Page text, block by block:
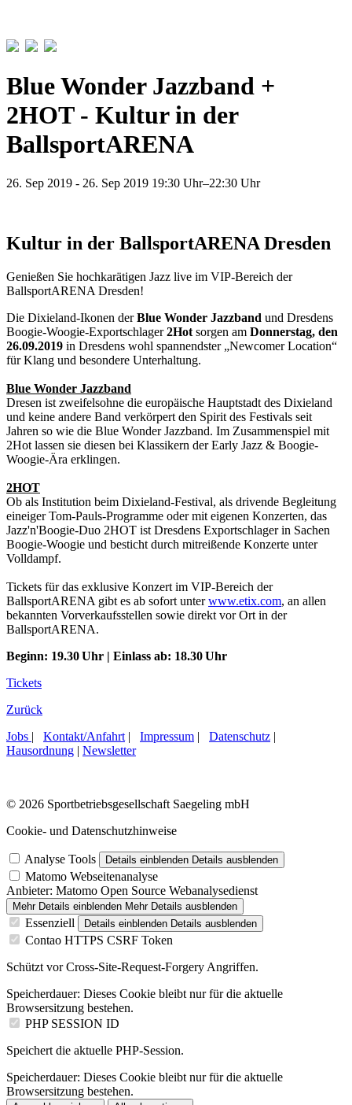
Blue Wonder Jazzband +
2HOT - Kultur in der
BallsportARENA
26. Sep 2019 - 26. Sep 2019 19:30 Uhr–22:30 Uhr
Kultur in der BallsportARENA Dresden
Genießen Sie hochkarätigen Jazz live im VIP-Bereich der
BallsportARENA Dresden!
Die Dixieland-Ikonen derBlue Wonder Jazzband und Dresdens
Boogie-Woogie-Exportschlager2Hot sorgen am Donnerstag, den
26.09.2019 in Dresdens wohl spannendster „Newcomer Location“
für Klang und besondere Unterhaltung.
Blue Wonder Jazzband
Dresen ist zweifelsohne die europäische Hauptstadt des Dixieland
und keine andere Band verkörpert den Spirit des Festivals seit
Jahren so wie die Blue Wonder Jazzband. Im Zusammenspiel mit
2Hot lassen sie diesen bei Klassikern der Early Jazz & Boogie-
Woogie-Ära erklingen.
2HOT
Ob als Institution beim Dixieland-Festival, als drivende Begleitung
eineiger Tom-Pauls-Programme oder mit eigenen Konzerten, das
Jazz'n'Boogie-Duo 2HOT ist Dresdens Exportschlager in Sachen
Boogie-Woogie und besticht durch mitreißende Konzerte unter
Volldampf.
Tickets für das exklusive Konzert im VIP-Bereich der
BallsportARENA gibt es ab sofort unterwww.etix.com, an allen
bekannten Vorverkaufsstellen sowie direkt vor Ort in der
BallsportARENA.
Beginn: 19.30 Uhr | Einlass ab: 18.30 Uhr
Tickets
Zurück
Jobs | Kontakt/Anfahrt | Impressum | Datenschutz |
Hausordnung | Newsletter
© 2026 Sportbetriebsgesellschaft Saegeling mbH
Cookie- und Datenschutzhinweise
Analyse Tools Details einblenden Details ausblenden
Matomo Webseitenanalyse
Anbieter: Matomo Open Source Webanalysedienst
Mehr Details einblenden Mehr Details ausblenden
Essenziell Details einblenden Details ausblenden
Contao HTTPS CSRF Token
Schützt vor Cross-Site-Request-Forgery Angriffen.
Speicherdauer: Dieses Cookie bleibt nur für die aktuelle
Browsersitzung bestehen.
PHP SESSION ID
Speichert die aktuelle PHP-Session.
Speicherdauer: Dieses Cookie bleibt nur für die aktuelle
Browsersitzung bestehen.